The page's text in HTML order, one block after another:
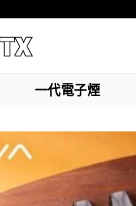
一代電子煙